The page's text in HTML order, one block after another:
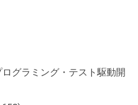
グラミング・テスト駆動開